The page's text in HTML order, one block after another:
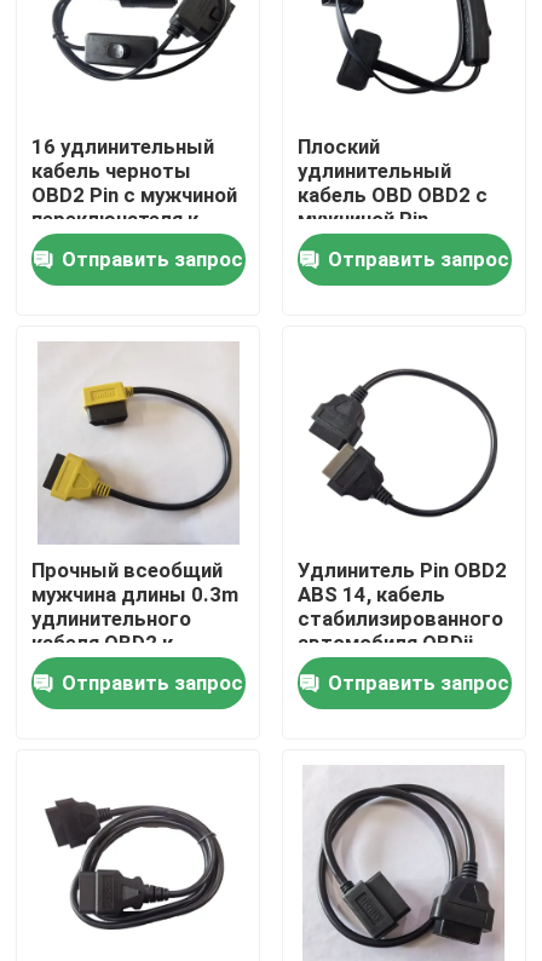
Дом
О нас
Путешествие фабрики
Проверка качества
Свяжитесь мы
Кабель OBD2 y
Кабель соединителя OBD2
16 удлинительный
кабель черноты
OBD2 Pin с мужчиной
переключателя к
женщине лихтера
сигареты
Отправить запрос
Плоский
удлинительный
кабель OBD OBD2 с
мужчиной Pin
переключателя 16 к
женщине
Отправить запрос
Прочный всеобщий
мужчина длины 0.3m
удлинительного
кабеля OBD2 к
женщине
Отправить запрос
Удлинитель Pin OBD2
ABS 14, кабель
стабилизированного
автомобиля OBDii
диагностический
для Nissan
Отправить запрос